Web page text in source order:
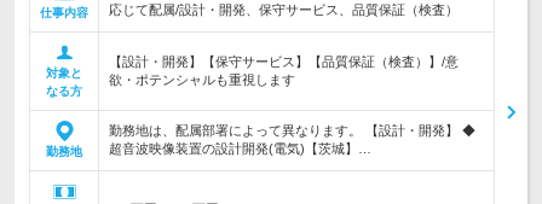
仕事内容 応じて配属/設計・開発、保守サービス、品質保証（検査）
対象と
なる方
【設計・開発】【保守サービス】【品質保証（検査）】/意
欲・ポテンシャルも重視します
勤務地
勤務地は、配属部署によって異なります。 【設計・開発】 ◆
超音波映像装置の設計開発(電気)【茨城】…